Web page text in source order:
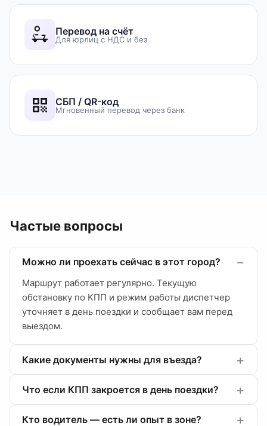
Перевод на счёт
Для юрлиц с НДС и без
СБП / QR-код
Мгновенный перевод через банк
Частые вопросы
Можно ли проехать сейчас в этот город?
Маршрут работает регулярно. Текущую
обстановку по КПП и режим работы диспетчер
уточняет в день поездки и сообщает вам перед
выездом.
Какие документы нужны для въезда?
Что если КПП закроется в день поездки?
Кто водитель — есть ли опыт в зоне?